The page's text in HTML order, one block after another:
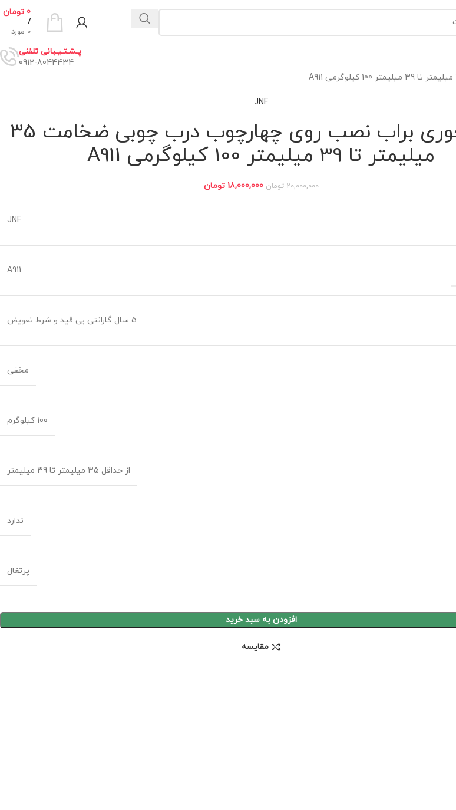
0 مورد
/
0 تومان
پـشـتـیـبانی تلفنی
0912-8044434
JNF
لولا محوری براب نصب روی چهارچوب درب چوبی ضخامت 35
میلیمتر تا 39 میلیمتر 100 کیلوگرمی A911
20,000,000 تومان 18,000,000 تومان
JNF
A911
5 سال گارانتی بی قید و شرط تعویض
مخفی
100 کیلوگرم
از حداقل 35 میلیمتر تا 39 میلیمتر
ندارد
پرتغال
افزودن به سبد خرید
مقايسه